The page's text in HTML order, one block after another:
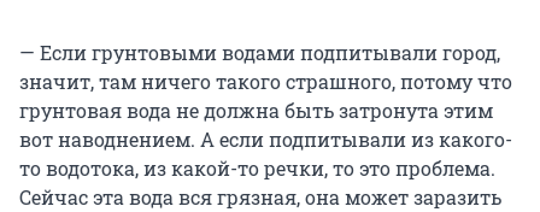
— Если грунтовыми водами подпитывали город,
значит, там ничего такого страшного, потому что
грунтовая вода не должна быть затронута этим
вот наводнением. А если подпитывали из какого-
то водотока, из какой-то речки, то это проблема.
Сейчас эта вода вся грязная, она может заразить